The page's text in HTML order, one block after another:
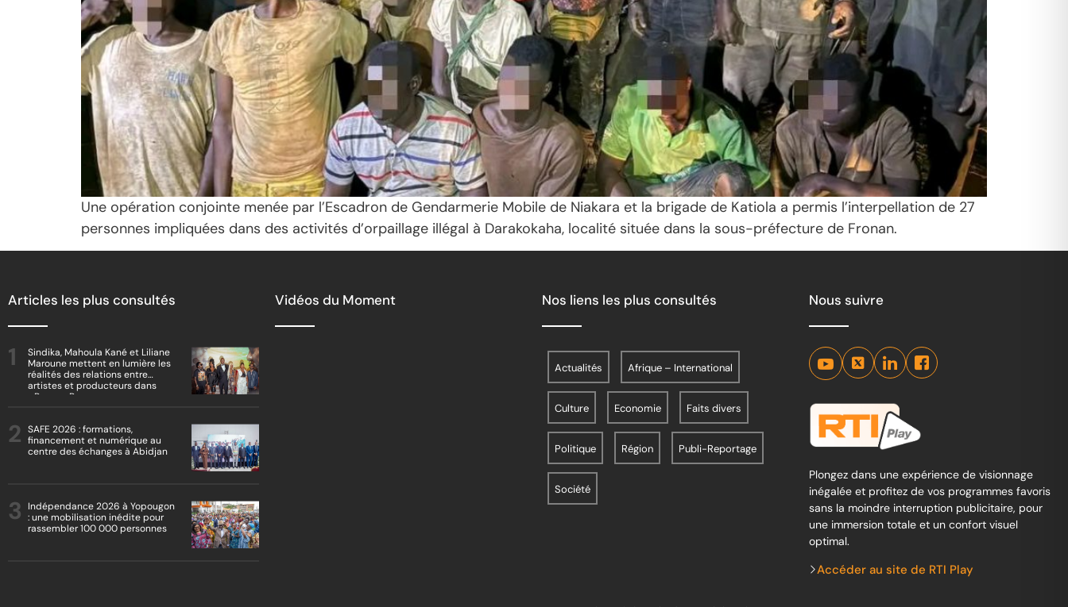
Une opération conjointe menée par l’Escadron de Gendarmerie Mobile de Niakara et la brigade de Katiola a permis l’interpellation de 27
personnes impliquées dans des activités d’orpaillage illégal à Darakokaha, localité située dans la sous-préfecture de Fronan.
Articles les plus consultés
Sindika, Mahoula Kané et Liliane
Maroune mettent en lumière les
réalités des relations entre
artistes et producteurs dans
« Boss vs Boss »
SAFE 2026 : formations,
financement et numérique au
centre des échanges à Abidjan
Indépendance 2026 à Yopougon
: une mobilisation inédite pour
rassembler 100 000 personnes
Vidéos du Moment Nos liens les plus consultés
Actualités Afrique – International
Culture Economie Faits divers
Politique Région Publi-Reportage
Société
Nous suivre
Plongez dans une expérience de visionnage
inégalée et profitez de vos programmes favoris
sans la moindre interruption publicitaire, pour
une immersion totale et un confort visuel
optimal.
Accéder au site de RTI Play